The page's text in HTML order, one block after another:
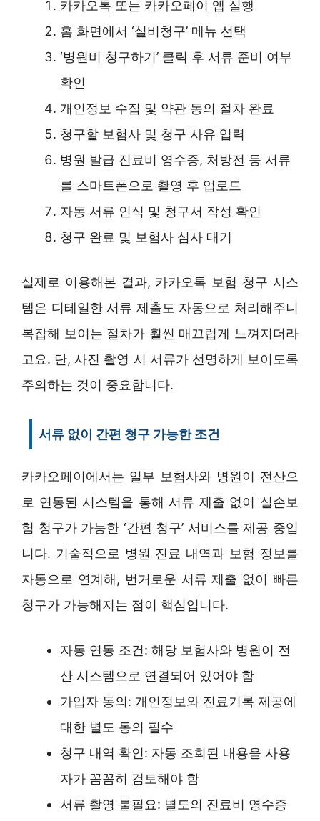
카카오톡 또는 카카오페이 앱 실행
홈 화면에서 ‘실비청구’ 메뉴 선택
‘병원비 청구하기’ 클릭 후 서류 준비 여부
확인
개인정보 수집 및 약관 동의 절차 완료
청구할 보험사 및 청구 사유 입력
병원 발급 진료비 영수증, 처방전 등 서류
를 스마트폰으로 촬영 후 업로드
자동 서류 인식 및 청구서 작성 확인
청구 완료 및 보험사 심사 대기
실제로 이용해본 결과, 카카오톡 보험 청구 시스
템은 디테일한 서류 제출도 자동으로 처리해주니
복잡해 보이는 절차가 훨씬 매끄럽게 느껴지더라
고요. 단, 사진 촬영 시 서류가 선명하게 보이도록
주의하는 것이 중요합니다.
서류 없이 간편 청구 가능한 조건
카카오페이에서는 일부 보험사와 병원이 전산으
로 연동된 시스템을 통해 서류 제출 없이 실손보
험 청구가 가능한 ‘간편 청구’ 서비스를 제공 중입
니다. 기술적으로 병원 진료 내역과 보험 정보를
자동으로 연계해, 번거로운 서류 제출 없이 빠른
청구가 가능해지는 점이 핵심입니다.
자동 연동 조건: 해당 보험사와 병원이 전
산 시스템으로 연결되어 있어야 함
가입자 동의: 개인정보와 진료기록 제공에
대한 별도 동의 필수
청구 내역 확인: 자동 조회된 내용을 사용
자가 꼼꼼히 검토해야 함
서류 촬영 불필요: 별도의 진료비 영수증